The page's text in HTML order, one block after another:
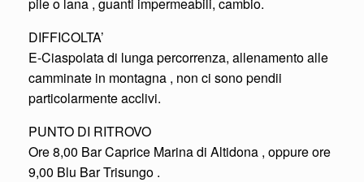
DIFFICOLTA’
E-Ciaspolata di lunga percorrenza, allenamento alle
camminate in montagna , non ci sono pendii
particolarmente acclivi.
PUNTO DI RITROVO
Ore 8,00 Bar Caprice Marina di Altidona , oppure ore
9,00 Blu Bar Trisungo .